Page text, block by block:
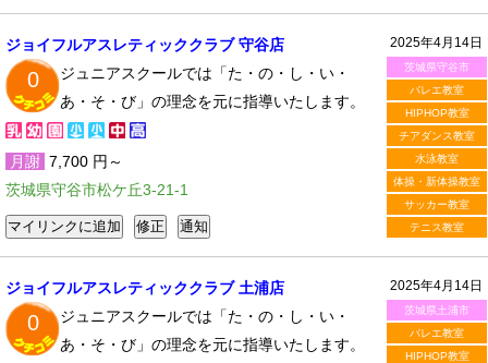
2025年4月14日
茨城県守谷市
バレエ教室
HIPHOP教室
チアダンス教室
水泳教室
体操・新体操教室
サッカー教室
テニス教室
ジョイフルアスレティッククラブ 守谷店
0
ジュニアスクールでは「た・の・し・い・
あ・そ・び」の理念を元に指導いたします。
月謝 7,700 円～
茨城県守谷市松ケ丘3-21-1
2025年4月14日
茨城県土浦市
バレエ教室
HIPHOP教室
ジョイフルアスレティッククラブ 土浦店
0
ジュニアスクールでは「た・の・し・い・
あ・そ・び」の理念を元に指導いたします。